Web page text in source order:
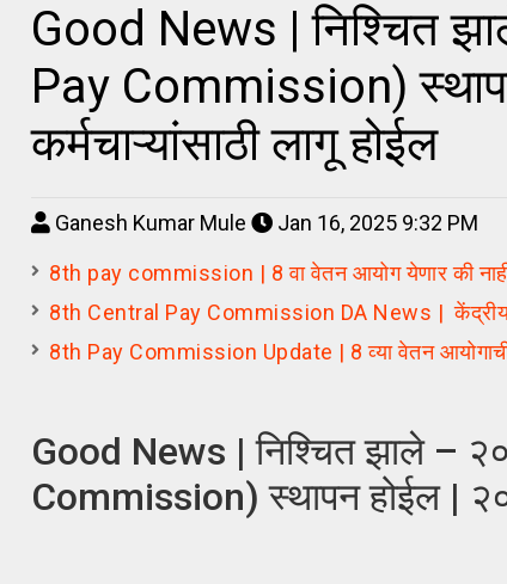
Good News | निश्चित
Pay Commission)
कर्मचाऱ्यांसाठी लागू होईल
Ganesh Kumar Mule
Jan 16, 2025 9:32 PM
8th pay commission | 8 वा वेतन आयोग येणार की
8th Central Pay Commission DA News | केंद्रीय
8th Pay Commission Update | 8 व्या वेतन
Good News | निश्चित झाले –
Commission) स्थापन होईल |